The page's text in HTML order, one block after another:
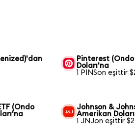
Pinterest
Doları'na
1 PINSon eşittir
(Ondo
Johnson &
Amerikan
1 JNJon eşittir